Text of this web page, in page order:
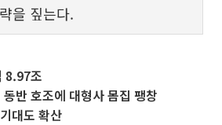
을 짚는다.
8.97조
반 호조에 대형사 몸집 팽창
대도 확산